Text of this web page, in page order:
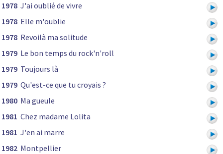
1978 J'ai oublié de vivre
1978 Elle m'oublie
1978 Revoilà ma solitude
1979 Le bon temps du rock'n'roll
1979 Toujours là
1979 Qu'est-ce que tu croyais ?
1980 Ma gueule
1981 Chez madame Lolita
1981 J'en ai marre
1982 Montpellier